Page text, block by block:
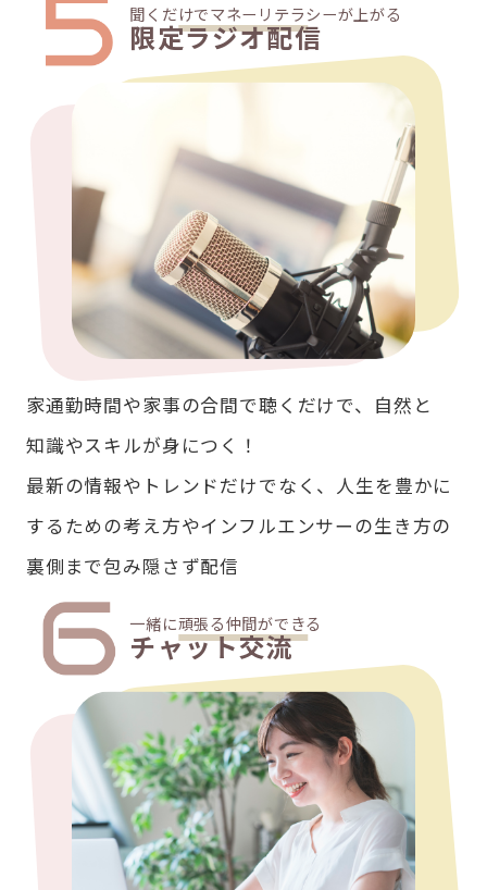
聞くだけでマネーリテラシーが上がる
限定ラジオ配信
家通勤時間や家事の合間で聴くだけで、自然と
知識やスキルが身につく！
最新の情報やトレンドだけでなく、人生を豊かに
するための考え方やインフルエンサーの生き方の
裏側まで包み隠さず配信
一緒に頑張る仲間ができる
チャット交流